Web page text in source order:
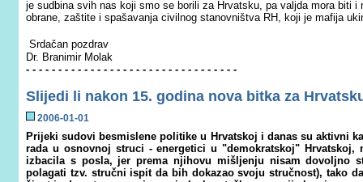
je sudbina svih nas koji smo se borili za Hrvatsku, pa valjda mora biti
obrane, zaštite i spašavanja civilnog stanovništva RH, koji je mafija
Srdačan pozdrav
Dr. Branimir Molak
- - - - - - - - - - - - - - - - - - - - - - - - - - - - - - - - -
Slijedi li nakon 15. godina nova bitka za
2006-01-01
Prijeki sudovi besmislene politike u Hrvatskoj i danas su aktivni
rada u osnovnoj struci - energetici u "demokratskoj"
izbacila s posla, jer prema njihovu mišljenju nisam dovoljno
polagati tzv. stručni ispit da bih dokazao svoju stručnost), tako